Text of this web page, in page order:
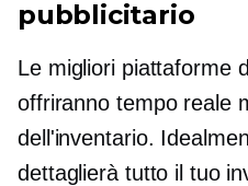
pubblicitario
Le migliori piattaforme
offriranno tempo reale
dell'inventario.
dettaglierà tutto il tuo